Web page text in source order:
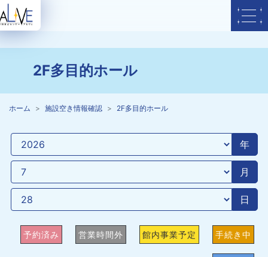
2F多目的ホール
ホーム 施設空き情報確認 2F多目的ホール
年
月
日
予約済み 営業時間外 館内事業予定 手続き中